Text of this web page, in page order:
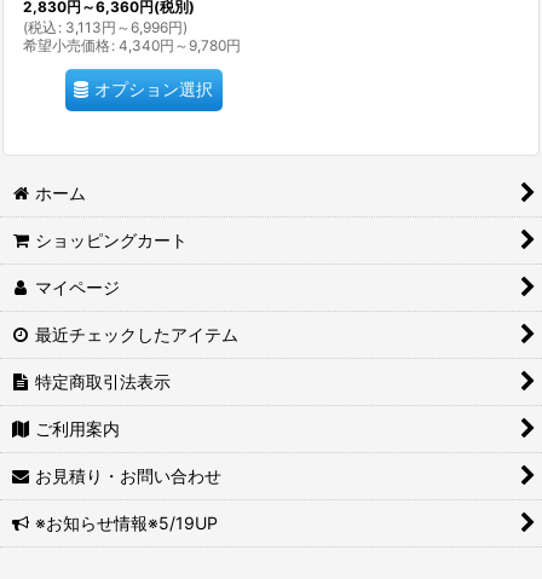
2,830円 ～6,360円(税別)
(税込 : 3,113円 ～6,996円)
希望小売価格: 4,340円 ～9,780円
オプション選択
ホーム
ショッピングカート
マイページ
最近チェックしたアイテム
特定商取引法表示
ご利用案内
お見積り・お問い合わせ
※お知らせ情報※5/19UP